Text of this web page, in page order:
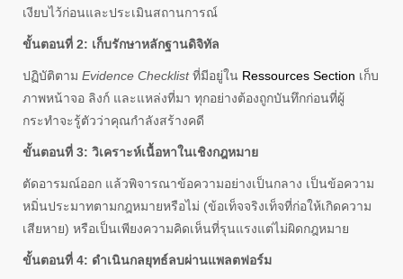
เงียบไว้ก่อนและประเมินสถานการณ์
ขั้นตอนที่ 2: เก็บรักษาหลักฐานดิจิทัล
ปฏิบัติตาม Evidence Checklistที่มีอยู่ใน Ressources Section เก็บ
ภาพหน้าจอ ลิงก์ และแหล่งที่มา ทุกอย่างต้องถูกบันทึกก่อนที่ผู้
กระทำจะรู้ตัวว่าคุณกำลังสร้างคดี
ขั้นตอนที่ 3: วิเคราะห์เนื้อหาในเชิงกฎหมาย
ตัดอารมณ์ออก แล้วพิจารณาข้อความอย่างเป็นกลาง เป็นข้อความ
หมิ่นประมาทตามกฎหมายหรือไม่ (ข้อเท็จจริงเท็จที่ก่อให้เกิดความ
เสียหาย) หรือเป็นเพียงความคิดเห็นที่รุนแรงแต่ไม่ผิดกฎหมาย
ขั้นตอนที่ 4: ดำเนินกลยุทธ์ลบผ่านแพลตฟอร์ม